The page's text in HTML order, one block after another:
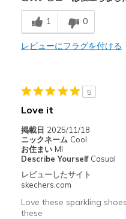
Stylish
商品が期待と異なったレビ
以下に最適
Casual Wear
Width
Sizing
1 0
レビューにフラグを付ける
5
Love it
掲載日 2025/11/18
ニックネーム Cool
お住まい MI
Describe Yourself Casual
レビューしたサイト
skechers.com
Love these sparkling
these